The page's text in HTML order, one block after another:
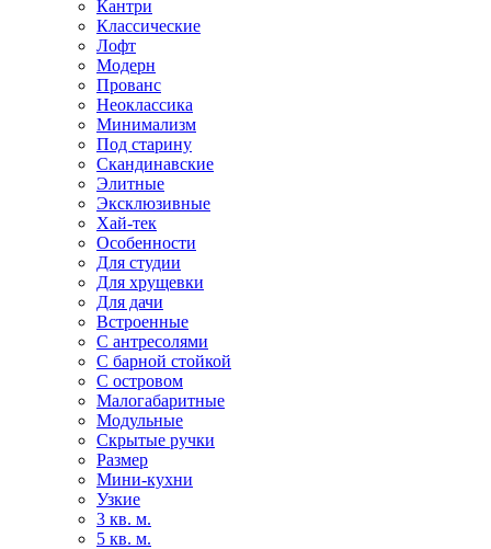
Кантри
Классические
Лофт
Модерн
Прованс
Неоклассика
Минимализм
Под старину
Скандинавские
Элитные
Эксклюзивные
Хай-тек
Особенности
Для студии
Для хрущевки
Для дачи
Встроенные
С антресолями
С барной стойкой
С островом
Малогабаритные
Модульные
Скрытые ручки
Размер
Мини-кухни
Узкие
3 кв. м.
5 кв. м.